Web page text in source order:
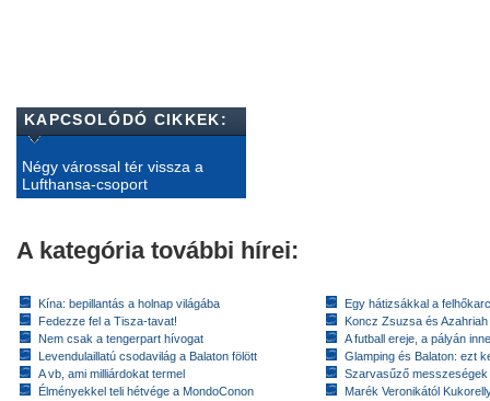
KAPCSOLÓDÓ CIKKEK:
Négy várossal tér vissza a
Lufthansa-csoport
A kategória további hírei:
Kína: bepillantás a holnap világába
Fedezze fel a Tisza-tavat!
Nem csak a tengerpart hívogat
Levendulaillatú csodavilág a Balaton fölött
A vb, ami milliárdokat termel
Élményekkel teli hétvége a MondoConon
Egy hátizsákkal a
Koncz Zsuzsa és
A futball ereje, a pályán
Glamping és Balaton: ezt
Szarvasűző messzeségek
Marék Veronikától